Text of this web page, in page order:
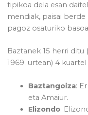
tipikoa dela esan
mendiak, paisai
pagoz osaturiko
Baztanek 15 herri ditu
1969. urtean) 4
Baztangoiza:
eta Amaiur.
Elizondo: